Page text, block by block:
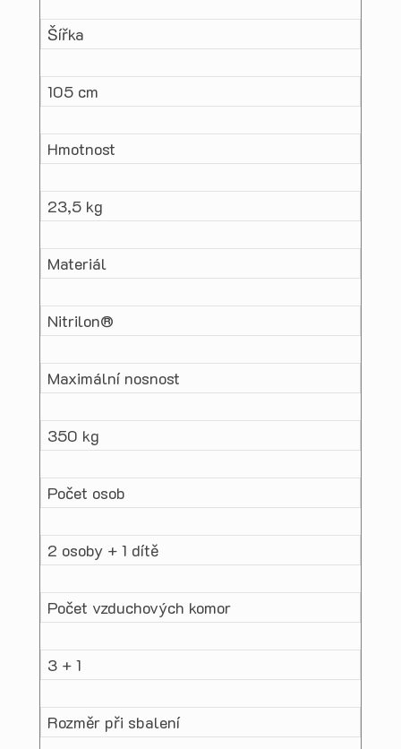
Šířka
105 cm
Hmotnost
23,5 kg
Materiál
Nitrilon®
Maximální nosnost
350 kg
Počet osob
2 osoby + 1 dítě
Počet vzduchových komor
3 + 1
Rozměr při sbalení